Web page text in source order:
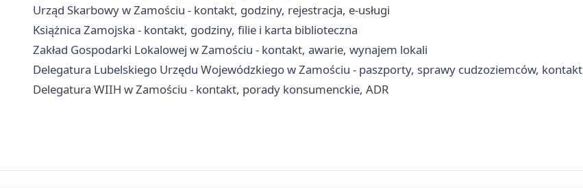
Urząd Skarbowy w Zamościu - kontakt, godziny, rejestracja, e-usługi
Książnica Zamojska - kontakt, godziny, filie i karta biblioteczna
Zakład Gospodarki Lokalowej w Zamościu - kontakt, awarie, wynajem lokali
Delegatura Lubelskiego Urzędu Wojewódzkiego w Zamościu - paszporty, sprawy cudzoziemców, kontakt
Delegatura WIIH w Zamościu - kontakt, porady konsumenckie, ADR